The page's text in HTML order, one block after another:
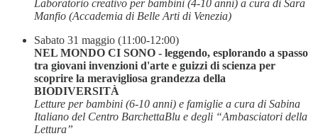
Laboratorio creativo per bambini (4-10 anni) a cura di Sara
Manfio (Accademia di Belle Arti di Venezia)
Sabato 31 maggio (11:00-12:00)
NEL MONDO CI SONO - leggendo, esplorando a spasso
tra giovani invenzioni d'arte e guizzi di scienza per
scoprire la meravigliosa grandezza della
BIODIVERSITÀ
Letture per bambini (6-10 anni) e famiglie a cura di Sabina
Italiano del Centro BarchettaBlu e degli “Ambasciatori della
Lettura”